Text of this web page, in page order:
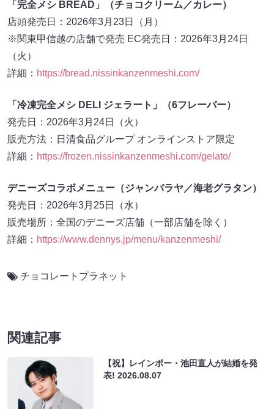
「完全メシ BREAD」（チョコクリーム／カレー）
店頭発売日：2026年3月23日（月）
※関東甲信越の店舗で発売 EC発売日：2026年3月24日
（火）
詳細： https://bread.nissinkanzenmeshi.com/
「冷凍完全メシ DELI ジェラート」（6フレーバー）
発売日：2026年3月24日（火）
販売方法：日清食品グループ オンラインストア限定
詳細： https://frozen.nissinkanzenmeshi.com/gelato/
デニーズコラボメニュー（ジャンバラヤ／海老グラタン）
発売日：2026年3月25日（水）
販売場所：全国のデニーズ店舗（一部店舗を除く）
詳細： https://www.dennys.jp/menu/kanzenmeshi/
チョコレートプラネット
関連記事
【祝】レインボー・池田直人が結婚を発
表!2026.08.07